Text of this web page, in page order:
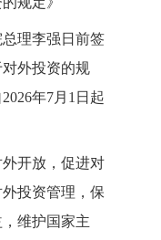
理李强日前签
外投资的规
年7月1日起
外开放，促进对
投资管理，保
维护国家主